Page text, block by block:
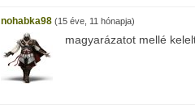
nohabka98 (15 éve, 11 hónapja)
magyarázatot mellé